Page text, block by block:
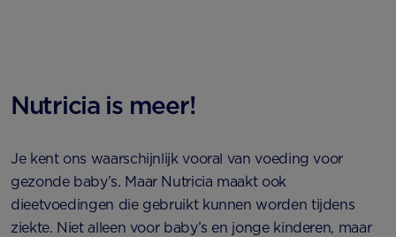
Nutricia is meer!
Je kent ons waarschijnlijk vooral van voeding voor
gezonde baby’s. Maar Nutricia maakt ook
dieetvoedingen die gebruikt kunnen worden tijdens
ziekte. Niet alleen voor baby’s en jonge kinderen, maar